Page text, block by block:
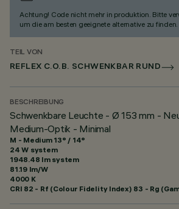
Achtung! Code nicht mehr in produktion. Bitte
um die am besten geeignete alternative zu finden.
TEIL VON
REFLEX C.O.B. SCHWENKBAR RUND
BESCHREIBUNG
Schwenkbare Leuchte - Ø 153 mm -
Medium-Optik - Minimal
M - Medium 13° / 14°
24 W system
1948.48 lm system
81.19 lm/W
4000 K
CRI 82 - Rf (Colour Fidelity Index) 83 - Rg